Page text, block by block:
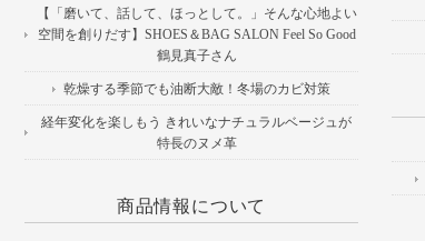
【「磨いて、話して、ほっとして。」そんな心地よい
空間を創りだす】SHOES＆BAG SALON Feel So Good
鶴見真子さん
乾燥する季節でも油断大敵！冬場のカビ対策
経年変化を楽しもう きれいなナチュラルベージュが
特長のヌメ革
商品情報について